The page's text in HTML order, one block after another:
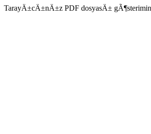
TarayÄ±cÄ±nÄ±z PDF dosyasÄ±